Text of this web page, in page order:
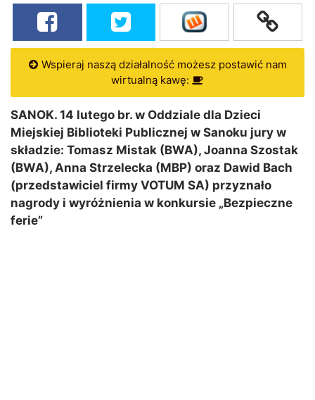
Wspieraj naszą działalność możesz postawić nam
wirtualną kawę:
SANOK. 14 lutego br. w Oddziale dla Dzieci
Miejskiej Biblioteki Publicznej w Sanoku jury w
składzie: Tomasz Mistak (BWA), Joanna Szostak
(BWA), Anna Strzelecka (MBP) oraz Dawid Bach
(przedstawiciel firmy VOTUM SA) przyznało
nagrody i wyróżnienia w konkursie „Bezpieczne
ferie”